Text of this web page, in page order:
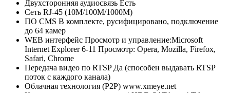
Двухсторонняя аудиосвязь Есть
Сеть RJ-45 (10M/100М/1000М)
ПО CMS В комплекте, русифицировано, подключение
до 64 камер
WEB интерфейс Просмотр и управление:Microsoft
Internet Explorer 6-11 Просмотр: Opera, Mozilla, Firefox,
Safari, Chrome
Передача видео по RTSP Да (способен выдавать RTSP
поток с каждого канала)
Облачная технология (P2P) www.xmeye.net